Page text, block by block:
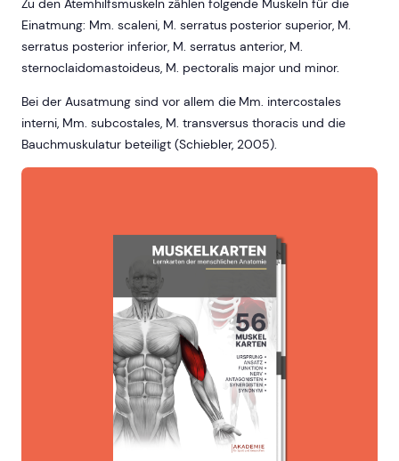
Zu den Atemhilfsmuskeln zählen folgende Muskeln für die
Einatmung: Mm. scaleni, M. serratus posterior superior, M.
serratus posterior inferior, M. serratus anterior, M.
sternoclaidomastoideus, M. pectoralis major und minor.
Bei der Ausatmung sind vor allem die Mm. intercostales
interni, Mm. subcostales, M. transversus thoracis und die
Bauchmuskulatur beteiligt (Schiebler, 2005).